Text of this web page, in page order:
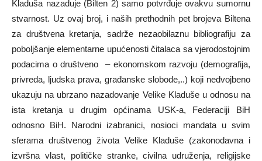
Kladuša nazaduje (Bilten 2) samo potvrđuje ovakvu sumornu
stvarnost. Uz ovaj broj, i naših prethodnih pet brojeva Biltena
za društvena kretanja, sadrže nezaobilaznu bibliografiju za
poboljšanje elementarne upućenosti čitalaca sa vjerodostojnim
podacima o društveno – ekonomskom razvoju (demografija,
privreda, ljudska prava, građanske slobode,..) koji nedvojbeno
ukazuju na ubrzano nazadovanje Velike Kladuše u odnosu na
ista kretanja u drugim općinama USK-a, Federaciji BiH
odnosno BiH. Narodni izabranici, nosioci mandata u svim
sferama društvenog života Velike Kladuše (zakonodavna i
izvršna vlast, političke stranke, civilna udruženja, religijske